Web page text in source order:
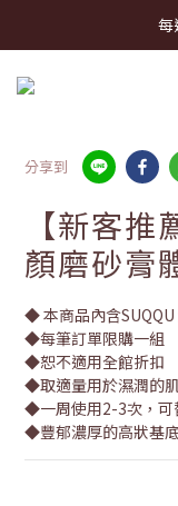
首購免運每
首購免運
分享到
【新客
顏磨砂膏
◆ 本商品內含
◆每筆訂單限購一組
◆恕不適用全館折扣
◆取適量用於濕潤的
◆一周使用2-3次，可
◆豐郁濃厚的高狀基